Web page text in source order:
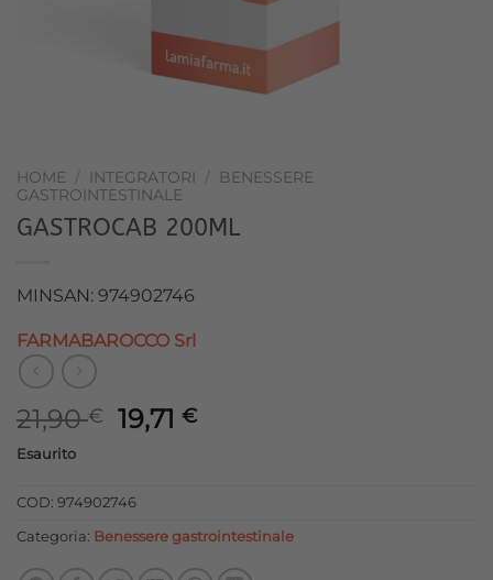
HOME / INTEGRATORI /
BENESSERE
GASTROINTESTINALE
GASTROCAB 200ML
MINSAN: 974902746
FARMABAROCCO Srl
21,90€
Il
era:
21,90 €.
19,71€Il
19,71 €.
Esaurito
COD: 974902746
Categoria: Benessere gastrointestinale